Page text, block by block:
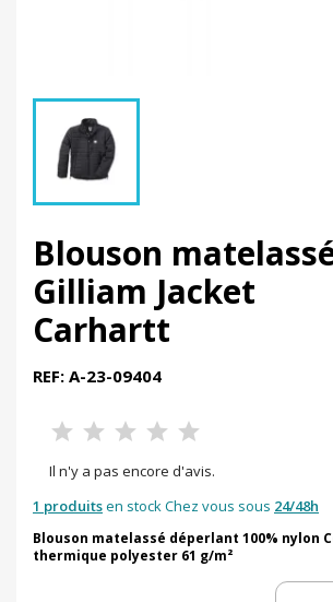
Blouson
Gilliam Jacket
Carhartt
REF: A-23-09404
Il n'y a pas encore d'avis.
1 produitsen stock Chez vous sous 24/48h
Blouson matelassé déperlant 100% nylon
thermique polyester 61 g/m²